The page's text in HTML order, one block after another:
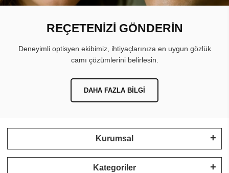
REÇETENİZİ GÖNDERİN
Deneyimli optisyen ekibimiz, ihtiyaçlarınıza en uygun gözlük
camı çözümlerini belirlesin.
DAHA FAZLA BILGI
Kurumsal
Kategoriler